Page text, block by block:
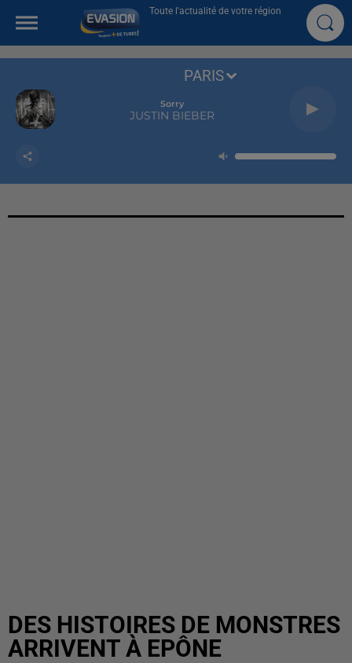
Toute l'actualité de votre région
Sorry
JUSTIN BIEBER
PARIS
DES HISTOIRES DE MONSTRES
ARRIVENT À EPÔNE